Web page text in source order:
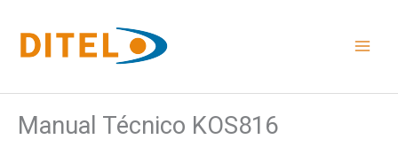
contenido
Manual Técnico KOS816